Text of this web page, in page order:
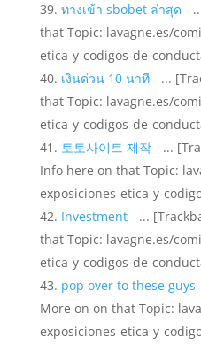
ทางเข้า sbobet ล่าสุด -
that Topic: lavagne.es/
etica-y-codigos-de-
เงินด่วน 10 นาที- ...
that Topic: lavagne.es/
etica-y-codigos-de-
토토사이트 제작- ...
Info here on that Topic:
exposiciones-etica-y-
Investment- ...
that Topic: lavagne.es/
etica-y-codigos-de-
pop over to these guys
More on on that Topic:
exposiciones-etica-y-